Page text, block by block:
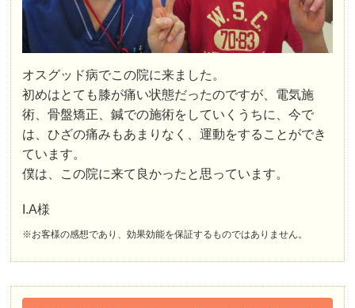
オスグッド病でこの院に来ました。
初めはとても膝が痛い状態だったのですが、電気施
術、骨盤矯正、鍼での施術をしていくうちに、今で
は、ひざの痛みもあまりなく、運動をすることができ
ています。
僕は、この院に来て良かったと思っています。
I.A様
※お客様の感想であり、効果効能を保証するものではありません。